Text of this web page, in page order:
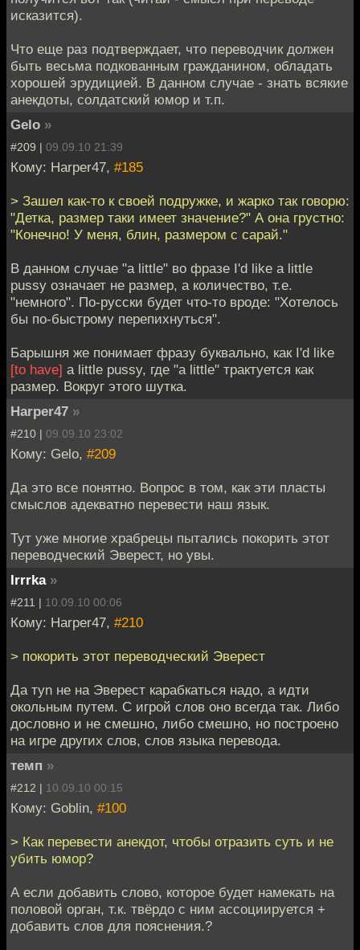
исказится).
Что еще раз подтверждает, что переводчик должен
быть весьма подкованным гражданином, обладать
хорошей эрудицией. В данном случае - знать всякие
анекдоты, солдатский юмор и т.п.
Gelo »
#209 | 09.09.10 21:39
Кому: Harper47, #185
> Зашел как-то к своей подружке, и жарко так говорю:
"Детка, размер таки имеет значение?" А она грустно:
"Конечно! У меня, блин, размером с сарай."
В данном случае "a little" во фразе I'd like a little
pussy означает не размер, а количество, т.е.
"немного". По-русски будет что-то вроде: "Хотелось
бы по-быстрому перепихнуться".
Барышня же понимает фразу буквально, как I'd like
[to have] a little pussy, где "a little" трактуется как
размер. Вокруг этого шутка.
Harper47 »
#210 | 09.09.10 23:02
Кому: Gelo, #209
Да это все понятно. Вопрос в том, как эти пласты
смыслов адекватно перевести наш язык.
Тут уже многие храбрецы пытались покорить этот
переводческий Эверест, но увы.
Irrrka »
#211 | 10.09.10 00:06
Кому: Harper47, #210
> покорить этот переводческий Эверест
Да туn не на Эверест карабкаться надо, а идти
окольным путем. С игрой слов оно всегда так. Либо
дословно и не смешно, либо смешно, но построено
на игре других слов, слов языка перевода.
темп »
#212 | 10.09.10 00:15
Кому: Goblin, #100
> Как перевести анекдот, чтобы отразить суть и не
убить юмор?
А если добавить слово, которое будет намекать на
половой орган, т.к. твёрдо с ним ассоциируется +
добавить слов для пояснения.?